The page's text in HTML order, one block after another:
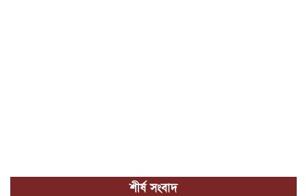
শীর্ষ সংবাদ